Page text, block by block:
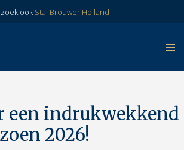
ookStal Brouwer Holland
een indrukwekkend
2026!